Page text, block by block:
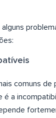
comuns
é a